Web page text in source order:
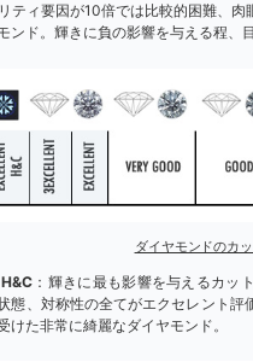
ティ要因が10倍では比較的困難、
ンド。輝きに負の影響を与える程、
ダイヤモンドのカ
：輝きに最も影響を与えるカッ
態、対称性の全てがエクセレント評
けた非常に綺麗なダイヤモンド。